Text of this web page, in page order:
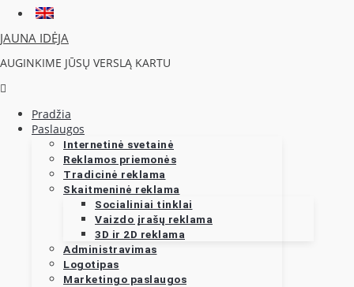
JAUNA IDĖJA
AUGINKIME JŪSŲ VERSLĄ KARTU
Pradžia
Paslaugos
Internetinė svetainė
Reklamos priemonės
Tradicinė reklama
Skaitmeninė reklama
Socialiniai tinklai
Vaizdo įrašų reklama
3D ir 2D reklama
Administravimas
Logotipas
Marketingo paslaugos